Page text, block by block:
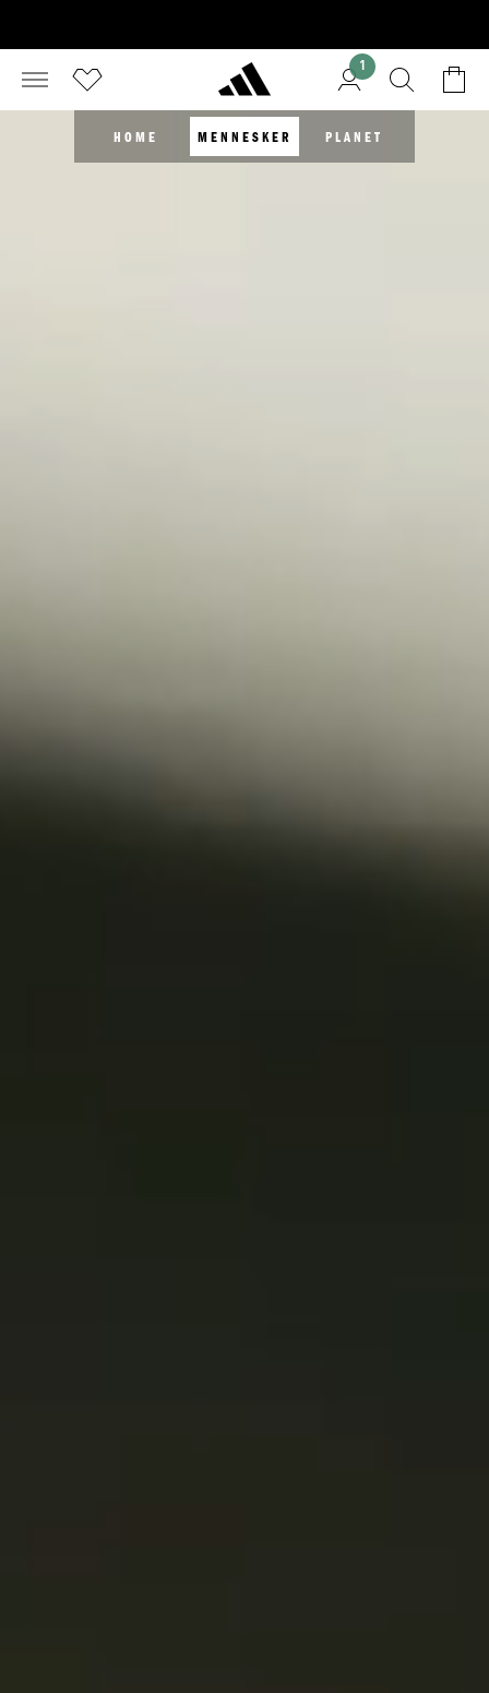
1
HOME MENNESKER PLANET